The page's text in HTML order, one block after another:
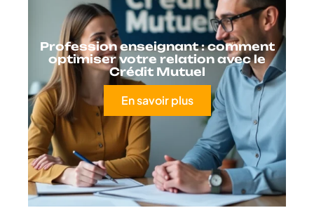
Profession enseignant : comment
optimiser votre relation avec le
Crédit Mutuel
En savoir plus